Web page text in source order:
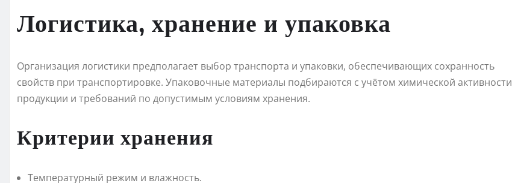
Логистика, хранение и упаковка
Организация логистики предполагает выбор транспорта и упаковки, обеспечивающих сохранность
свойств при транспортировке. Упаковочные материалы подбираются с учётом химической активности
продукции и требований по допустимым условиям хранения.
Критерии хранения
Температурный режим и влажность.